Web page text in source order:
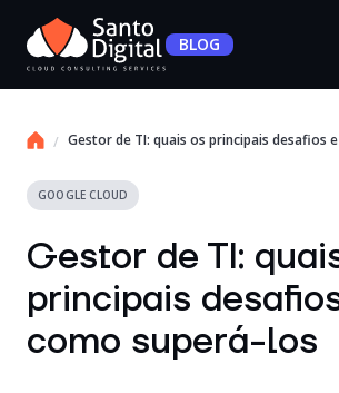
BLOG
Gestor de TI: quais os principais desafios
GOOGLE CLOUD
Gestor de TI:
principais
como superá-los